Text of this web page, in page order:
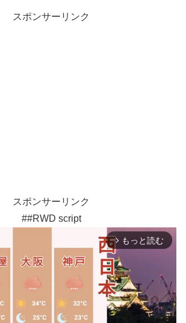
スポンサーリンク
スポンサーリンク
##RWD script
arrow_forward_ios もっと読む